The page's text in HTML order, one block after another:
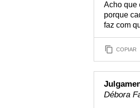
Acho que
porque
faz com
COPIAR
Débora